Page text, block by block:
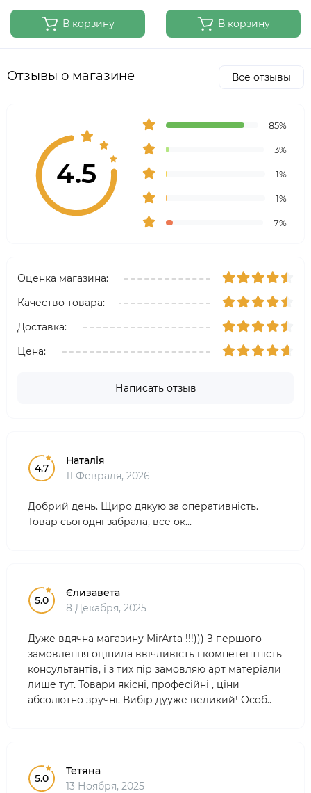
В корзину В корзину
Отзывы о магазине Все отзывы
4.5
85%
3%
1%
1%
7%
Оценка магазина:
Качество товара:
Доставка:
Цена:
Написать отзыв
4.7
Наталія
11 Февраля, 2026
Добрий день. Щиро дякую за оперативність.
Товар сьогодні забрала, все ок...
5.0
Єлизавета
8 Декабря, 2025
Дуже вдячна магазину MirArta !!!))) З першого
замовлення оцінила ввічливість і компетентність
консультантів, і з тих пір замовляю арт матеріали
лише тут. Товари якісні, професійні , ціни
абсолютно зручні. Вибір дууже великий! Особ..
5.0
Тетяна
13 Ноября, 2025